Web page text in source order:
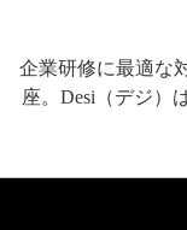
企業研修に最適な
座。Desi（デジ）